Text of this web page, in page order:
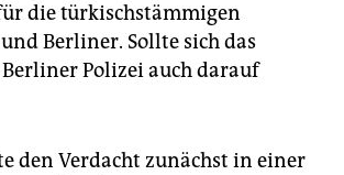
die türkischstämmigen
Berliner. Sollte sich das
Polizei auch darauf
den Verdacht zunächst in einer